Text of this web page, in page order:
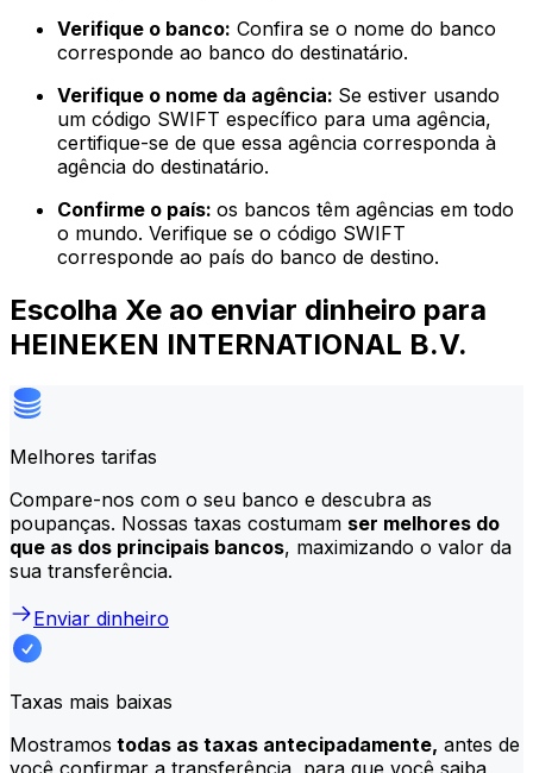
Verifique o banco: Confira se o nome do banco
corresponde ao banco do destinatário.
Verifique o nome da agência: Se estiver usando
um código SWIFT específico para uma agência,
certifique-se de que essa agência corresponda à
agência do destinatário.
Confirme o país: os bancos têm agências em todo
o mundo. Verifique se o código SWIFT
corresponde ao país do banco de destino.
Escolha Xe ao enviar dinheiro para
HEINEKEN INTERNATIONAL B.V.
Melhores tarifas
Compare-nos com o seu banco e descubra as
poupanças. Nossas taxas costumam ser melhores do
que as dos principais bancos, maximizando o valor da
sua transferência.
Enviar dinheiro
Taxas mais baixas
Mostramos todas as taxas antecipadamente, antes de
você confirmar a transferência, para que você saiba